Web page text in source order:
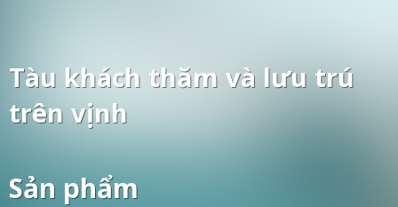
Tàu khách thăm và lưu trú
trên vịnh
Sản phẩm